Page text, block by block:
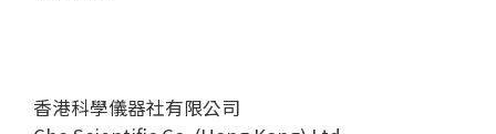
香港科學儀器社有限公司